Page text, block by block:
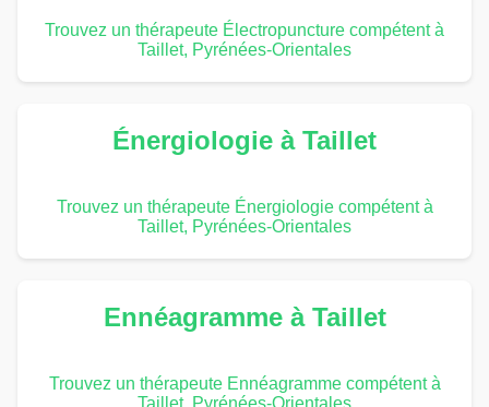
Trouvez un thérapeute Électropuncture compétent à
Taillet, Pyrénées-Orientales
Énergiologie à Taillet
Trouvez un thérapeute Énergiologie compétent à
Taillet, Pyrénées-Orientales
Ennéagramme à Taillet
Trouvez un thérapeute Ennéagramme compétent à